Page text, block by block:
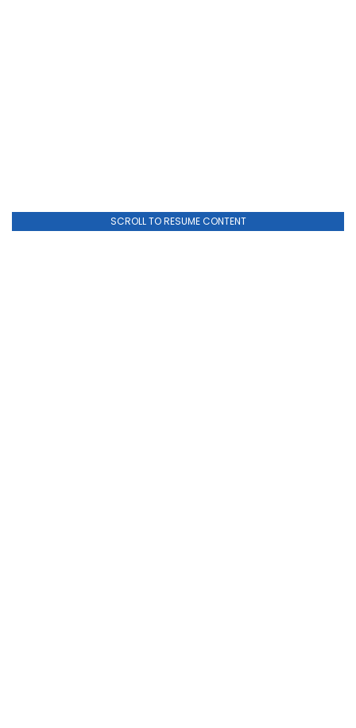
SCROLL TO RESUME CONTENT